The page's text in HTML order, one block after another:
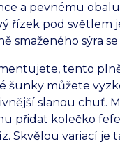
a pevnému
řízek pod světlem
smaženého sýra
tento
šunky můžete
slanou chuť.
přidat kolečko
Skvělou variací je